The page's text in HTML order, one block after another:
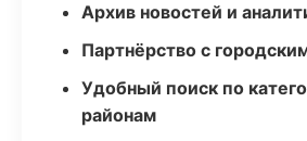
Архив новостей и
Партнёрство с
Удобный поиск по
районам